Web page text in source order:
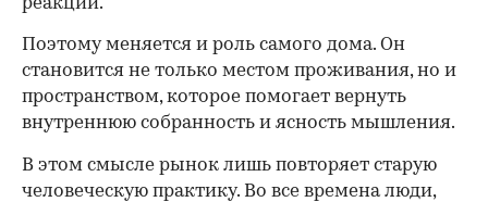
Поэтому меняется и роль самого дома. Он
становится не только местом проживания, но и
пространством, которое помогает вернуть
внутреннюю собранность и ясность мышления.
В этом смысле рынок лишь повторяет старую
человеческую практику. Во все времена люди,